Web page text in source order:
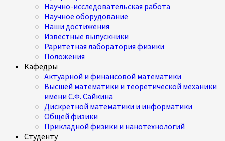
Научно-исследовательская работа
Научное оборудование
Наши достижения
Известные выпускники
Раритетная лаборатория физики
Положения
Кафедры
Актуарной и финансовой математики
Высшей математики и теоретической механики
имени С.Ф. Сайкина
Дискретной математики и информатики
Общей физики
Прикладной физики и нанотехнологий
Студенту